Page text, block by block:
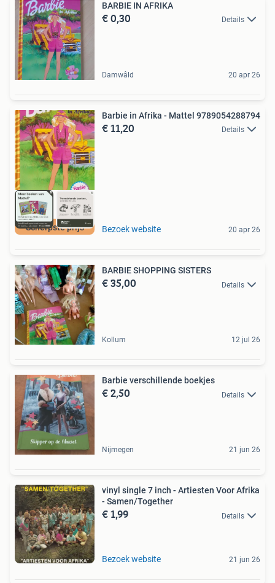
BARBIE IN AFRIKA
€ 0,30 Details
Damwâld 20 apr 26
Scherpste prijs
Barbie in Afrika - Mattel 9789054288794
€ 11,20 Details
Bezoek website 20 apr 26
BARBIE SHOPPING SISTERS
€ 35,00 Details
Kollum 12 jul 26
Barbie verschillende boekjes
€ 2,50 Details
Nijmegen 21 jun 26
vinyl single 7 inch - Artiesten Voor Afrika
- Samen/Together
€ 1,99 Details
Bezoek website 21 jun 26